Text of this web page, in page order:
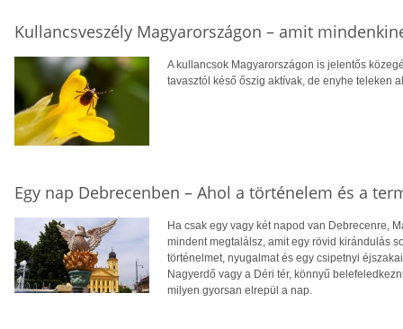
Kullancsveszély Magyarországon – amit
A kullancsok Magyarországon is jelentős
tavasztól késő őszig aktívak, de enyhe teleken
Egy nap Debrecenben – Ahol a történelem és a
Ha csak egy vagy két napod van Debrecenre,
mindent megtalálsz, amit egy rövid kirándulás
történelmet, nyugalmat és egy csipetnyi
Nagyerdő vagy a Déri tér, könnyű
milyen gyorsan elrepül a nap.